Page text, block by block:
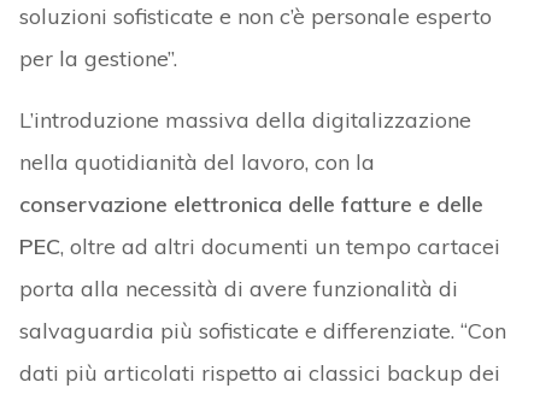
soluzioni sofisticate e non c’è personale esperto
per la gestione”.
L’introduzione massiva della digitalizzazione
nella quotidianità del lavoro, con la
conservazione elettronica delle fatture e delle
PEC, oltre ad altri documenti un tempo cartacei
porta alla necessità di avere funzionalità di
salvaguardia più sofisticate e differenziate. “Con
dati più articolati rispetto ai classici backup dei